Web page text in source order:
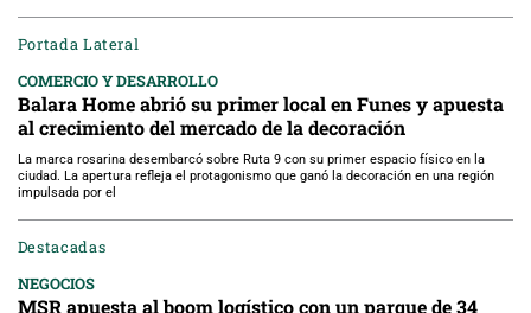
Portada Lateral
COMERCIO Y DESARROLLO
Balara Home abrió su primer local en Funes y apuesta
al crecimiento del mercado de la decoración
La marca rosarina desembarcó sobre Ruta 9 con su primer espacio físico en la
ciudad. La apertura refleja el protagonismo que ganó la decoración en una región
impulsada por el
Destacadas
NEGOCIOS
MSR apuesta al boom logístico con un parque de 34